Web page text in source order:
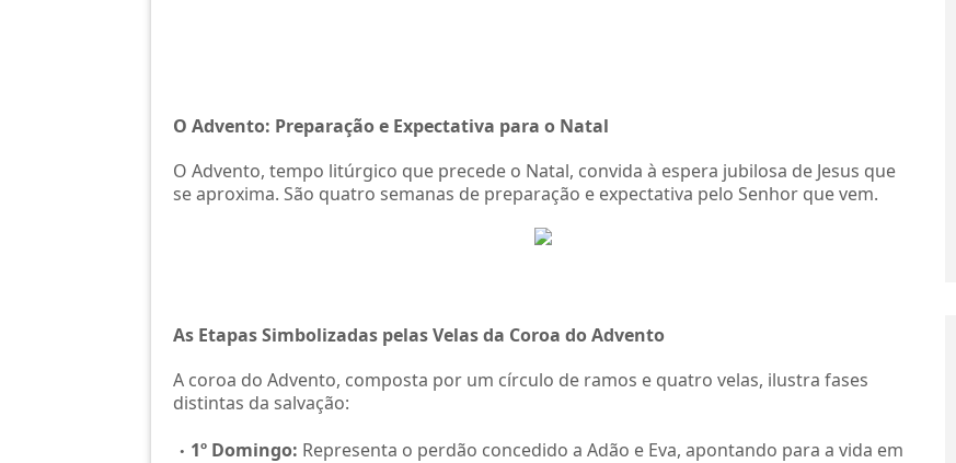
O Advento: Preparação e Expectativa para o Natal
O Advento, tempo litúrgico que precede o Natal, convida à espera jubilosa de Jesus que
se aproxima. São quatro semanas de preparação e expectativa pelo Senhor que vem.
As Etapas Simbolizadas pelas Velas da Coroa do Advento
A coroa do Advento, composta por um círculo de ramos e quatro velas, ilustra fases
distintas da salvação:
1º Domingo: Representa o perdão concedido a Adão e Eva, apontando para a vida em